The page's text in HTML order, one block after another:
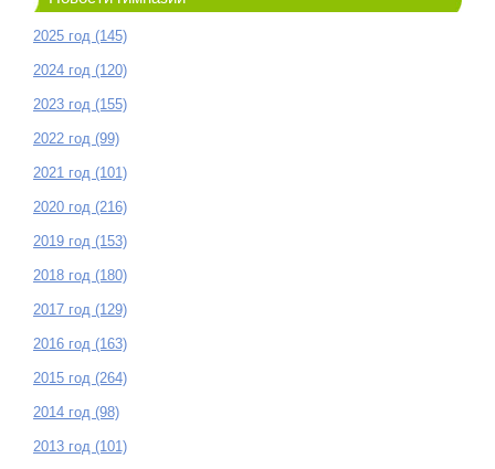
2025 год (145)
2024 год (120)
2023 год (155)
2022 год (99)
2021 год (101)
2020 год (216)
2019 год (153)
2018 год (180)
2017 год (129)
2016 год (163)
2015 год (264)
2014 год (98)
2013 год (101)